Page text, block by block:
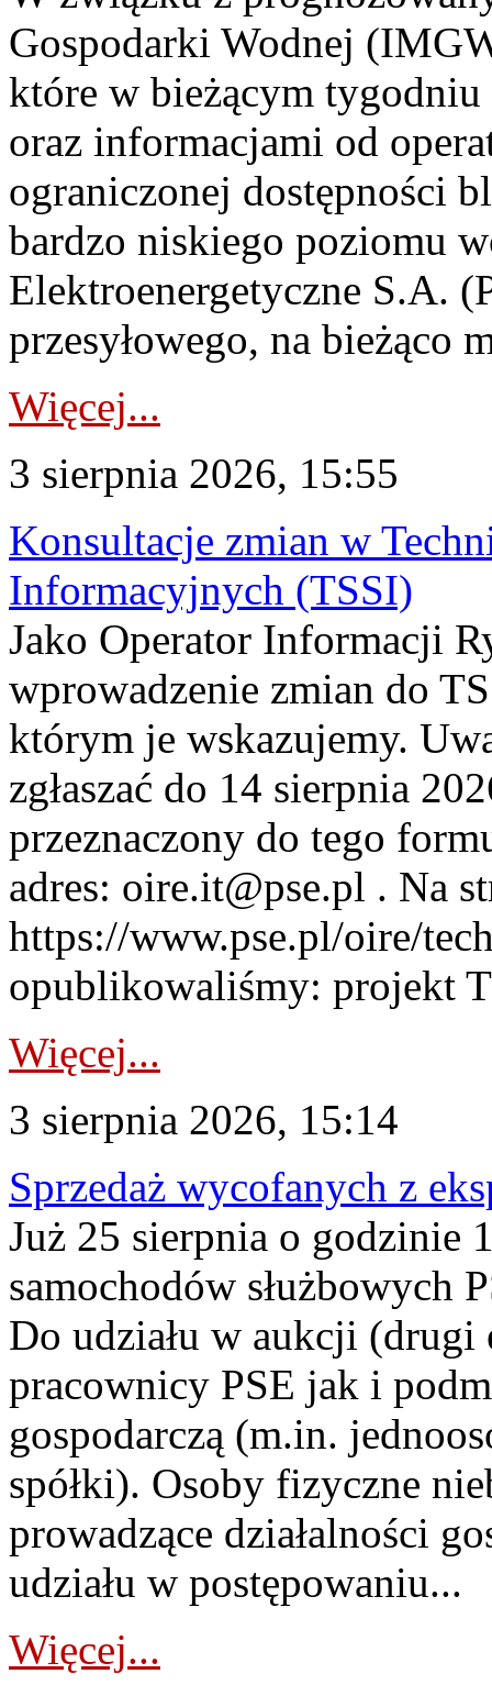
Gospodarki Wodnej
które w bieżącym tygodniu
oraz informacjami od
ograniczonej dostępności
bardzo niskiego poziomu
Elektroenergetyczne S.A.
przesyłowego, na bieżąco
Więcej...
3 sierpnia 2026, 15:55
Konsultacje zmian w
Informacyjnych (TSSI)
Jako Operator Informacji
wprowadzenie zmian do
którym je wskazujemy.
zgłaszać do 14 sierpnia
przeznaczony do tego
adres: oire.it@pse.pl . Na
https://www.pse.pl/oire/
opublikowaliśmy: projekt
Więcej...
3 sierpnia 2026, 15:14
Sprzedaż wycofanych z
Już 25 sierpnia o godzinie
samochodów służbowych
Do udziału w aukcji (drugi
pracownicy PSE jak i
gospodarczą (m.in.
spółki). Osoby fizyczne
prowadzące działalności
udziału w postępowaniu...
Więcej...